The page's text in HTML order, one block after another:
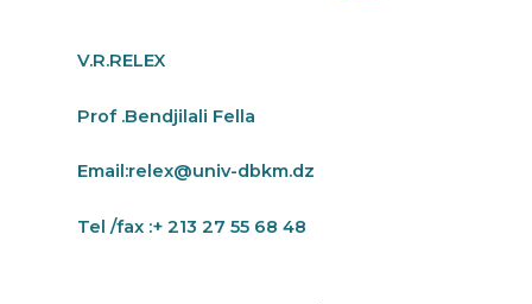
V.R.RELEX
Prof .Bendjilali Fella
Email:relex@univ-dbkm.dz
Tel /fax :+ 213 27 55 68 48